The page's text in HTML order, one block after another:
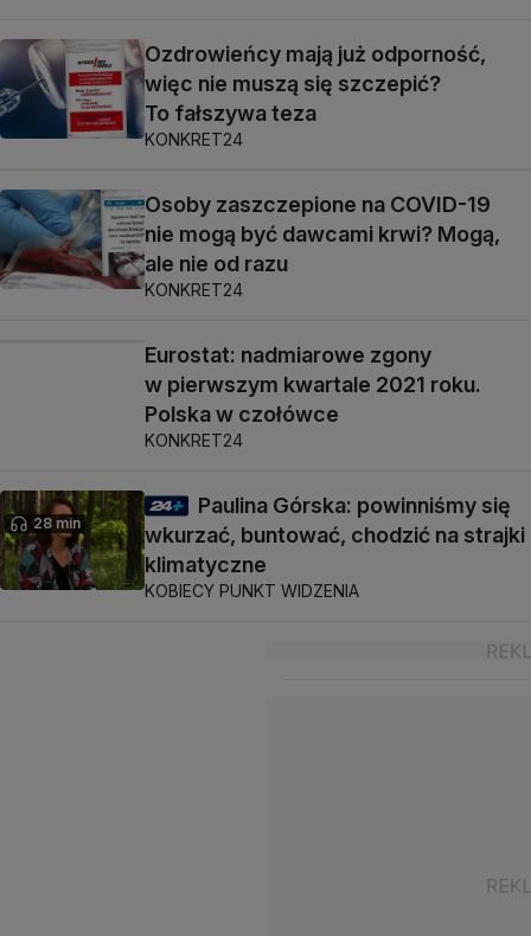
Ozdrowieńcy mają już odporność,
więc nie muszą się szczepić?
To fałszywa teza
KONKRET24
Osoby zaszczepione na COVID-19
nie mogą być dawcami krwi? Mogą,
ale nie od razu
KONKRET24
Eurostat: nadmiarowe zgony
w pierwszym kwartale 2021 roku.
Polska w czołówce
KONKRET24
28 min
Paulina Górska: powinniśmy się
wkurzać, buntować, chodzić na strajki
klimatyczne
KOBIECY PUNKT WIDZENIA